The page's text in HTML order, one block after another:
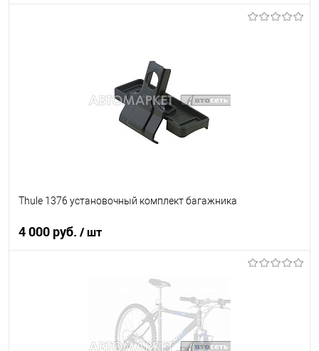
Thule 1376 установочный комплект багажника
4 000 руб. / шт
В наличии